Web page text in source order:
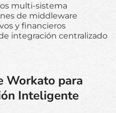
multi-sistema
de middleware
y financieros
integración centralizado
Workato para
Inteligente